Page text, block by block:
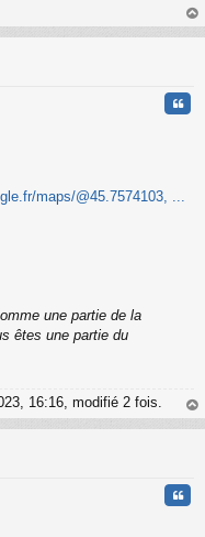
au
maps/@45.7574103, ...
une partie de la
êtes une partie du
16:16, modifié 2 fois.
au